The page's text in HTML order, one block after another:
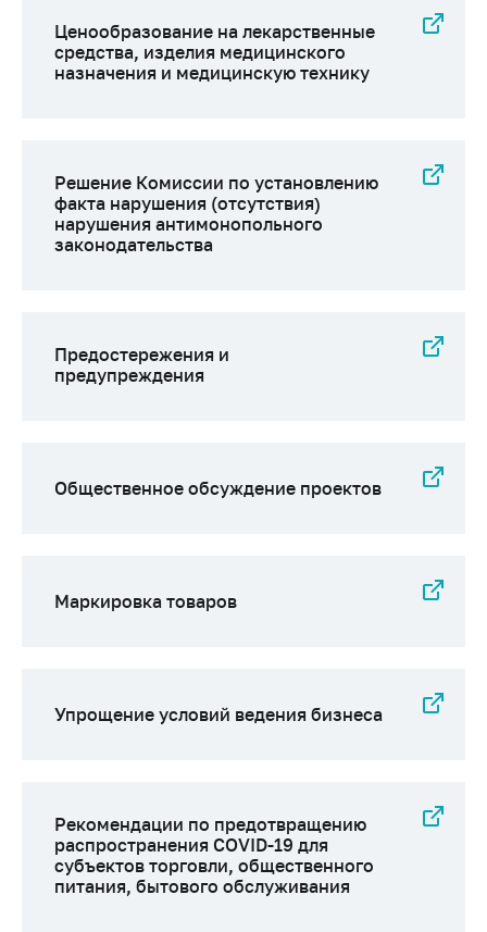
Ценообразование на лекарственные
средства, изделия медицинского
назначения и медицинскую технику
Решение Комиссии по установлению
факта нарушения (отсутствия)
нарушения антимонопольного
законодательства
Предостережения и
предупреждения
Общественное обсуждение проектов
Маркировка товаров
Упрощение условий ведения бизнеса
Рекомендации по предотвращению
распространения COVID-19 для
субъектов торговли, общественного
питания, бытового обслуживания